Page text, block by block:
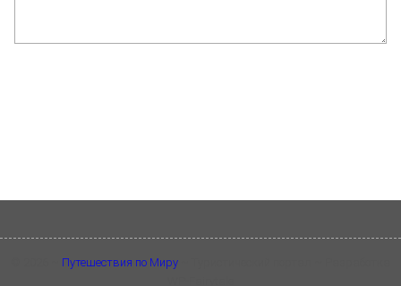
Путешествия по Миру